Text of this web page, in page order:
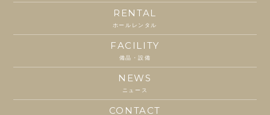
RENTAL
ホールレンタル
FACILITY
備品・設備
NEWS
ニュース
CONTACT